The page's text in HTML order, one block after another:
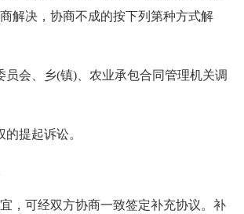
解决，协商不成的按下列第种方式解
员会、乡(镇)、农业承包合同管理机关调
提起诉讼。
，可经双方协商一致签定补充协议。补